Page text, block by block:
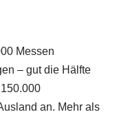
Messen
– gut die Hälfte
an. Mehr als